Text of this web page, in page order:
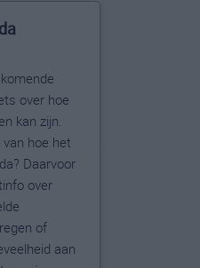
over hoe
kan zijn.
hoe het
Daarvoor
over
of
aan